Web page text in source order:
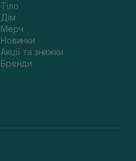
Тіло
Дім
Мерч
Новинки
Акції та знижки
Бренди